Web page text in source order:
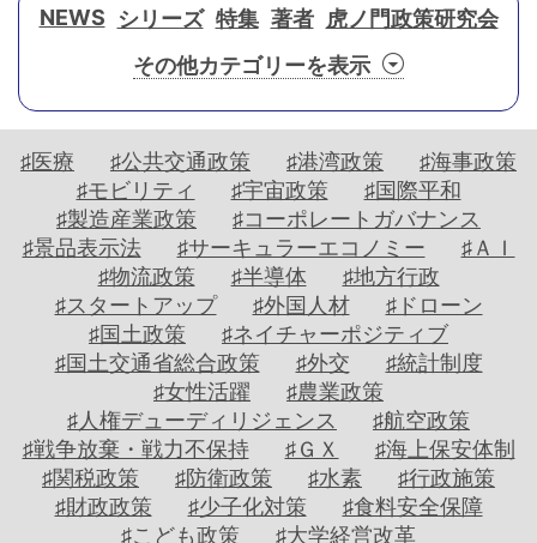
NEWS
ュ
ー
時
評
紹
介
レ
シリーズ
前
線
集
中
連
載
シ
リ
ー
＋
探
訪
／
特集
談
・
座
談
セ
ミ
ナ
レ
ポ
ー
ト
わ
が
省
著者
家
連
載
W
E
B
連
載
虎ノ門政策研究会
ォ
ー
カ
ス
エ
ッ
ジ
♯医療 ♯公共交通政策 ♯港湾政策
♯海事政策
♯モビリティ
♯宇宙政策
♯国際平和
♯製造産業政策
♯コーポレートガバナンス
♯景品表示法
♯サーキュラーエコノミー
♯ＡＩ
♯物流政策
♯半導体
♯地方行政
♯スタートアップ
♯外国人材
♯ドローン
♯国土政策
♯ネイチャーポジティブ
♯国土交通省総合政策
♯外交
♯統計制度
♯女性活躍
♯農業政策
♯人権デューディリジェンス
♯航空政策
♯戦争放棄・戦力不保持
♯ＧＸ
♯海上保安体制
♯関税政策
♯防衛政策 ♯水素
♯行政施策
♯財政政策
♯少子化対策
♯食料安全保障
♯こども政策
♯大学経営改革